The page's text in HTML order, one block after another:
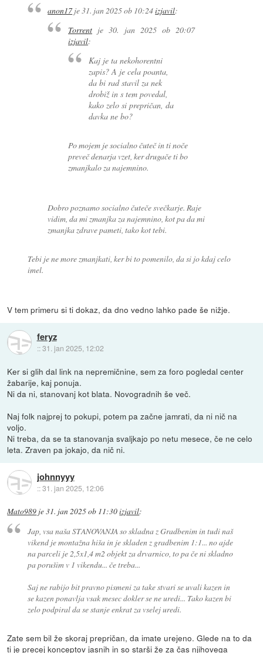
anon17je31. jan 2025 ob 10:24izjavil:
Torrentje30. jan 2025 ob 20:07
izjavil:
Kaj je ta nekohorentni
zapis? A je cela poanta,
da bi rad stavil za nek
drobiž in s tem povedal,
kako zelo si prepričan, da
davka ne bo?
Po mojem je socialno čuteč in ti noče
preveč denarja vzet, ker drugače ti bo
zmanjkalo za najemnino.
Dobro poznamo socialno čuteče svečkarje. Raje
vidim, da mi zmanjka za najemnino, kot pa da mi
zmanjka zdrave pameti, tako kot tebi.
Tebi je ne more zmanjkati, ker bi to pomenilo, da si jo kdaj celo
imel.
V tem primeru si ti dokaz, da dno vedno lahko pade še nižje.
feryz
::31. jan 2025, 12:02
Ker si glih dal link na nepremičnine, sem za foro pogledal center
žabarije, kaj ponuja.
Ni da ni, stanovanj kot blata. Novogradnih še več.
Naj folk najprej to pokupi, potem pa začne jamrati, da ni nič na
voljo.
Ni treba, da se ta stanovanja svaljkajo po netu mesece, če ne celo
leta. Zraven pa jokajo, da nič ni.
johnnyyy
::31. jan 2025, 12:06
Mato989 je31. jan 2025 ob 11:30izjavil:
Jap, vsa naša STANOVANJA so skladna z Gradbenim in tudi naš
vikend je montažna hiša in je skladen z gradbenim 1:1... no ajde
na parceli je 2,5x1,4 m2 objekt za drvarnico, to pa če ni skladno
pa porušim v 1 vikendu... če treba...
Saj ne rabijo bit pravno pismeni za take stvari se uvali kazen in
se kazen ponavlja vsak mesec dokler se ne uredi... Tako kazen bi
zelo podpiral da se stanje enkrat za vselej uredi.
Zate sem bil že skoraj prepričan, da imate urejeno. Glede na to da
ti je precej konceptov jasnih in so starši že za čas njihovega